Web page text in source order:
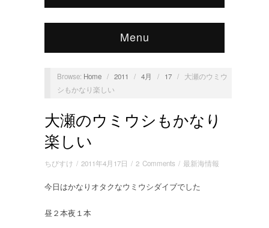
Menu
Browse: Home / 2011 / 4月 / 17 /
大瀬のウミウ
シもかなり楽しい
大瀬のウミウシもかなり
楽しい
ちびすけ / 2011年4月17日 / 2 Comments / 最新海情報
今日はかなりオタクなウミウシダイブでした
昼２本夜１本